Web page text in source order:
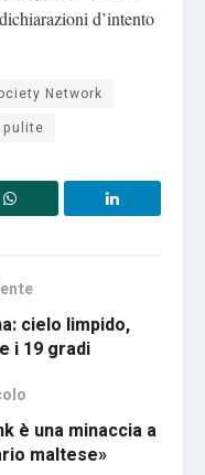
d’intento
Network
pulite
cielo limpido,
i 19 gradi
è una minaccia a
maltese»